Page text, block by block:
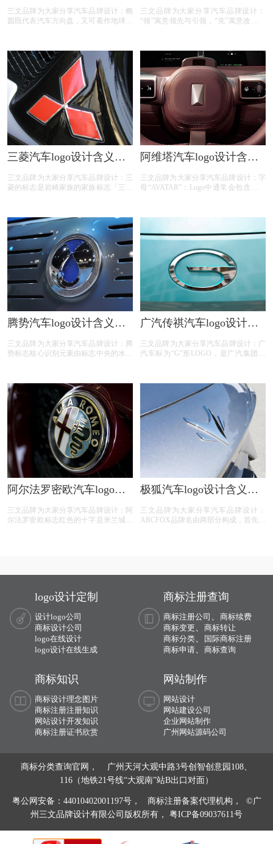
念
三文品牌为大家分享汽车品牌设计：椭
圆既代表汽车方向盘，又可看作地球，
路。这句口号体现了现代汽车通过不断
的革新，满足顾客需求的意志，以及为
了让顾客和现代汽车一起追求自信而美
好的未来，而全力以赴的意志。斜字母
H是现代汽车公司英文HYUNDAI的首
个字母，同时又是两个人握手的形象化
艺术表现，代表现代汽车公司与客户之
间互相信任与支持！颜色的标志是所谓
的HMC的信誉。其他颜色也用于
Hyunday标识包括HMC的金，银HMC
公司，HMC的深灰色和HMC的浅灰
色。
三文品牌为大家分享汽车品牌设计：‌
“领”寓意领先与引领，“克”寓意改变与
现人、车、世界的无间连接；“Co”则是
一系列单词的组合Connected，
Collaboration等，代表着创造在互联网
时代的开放与协作的精神以及无限可
能，非常具有划时代的意义。
三菱汽车logo设计含义及
三文品牌为大家分享汽车品牌设计：三
菱的标志是岩崎家族的家族标志「三段
的三菱标志。日本三菱汽车以三枚菱形
钻石为标志，正为突显其蕴含在雅致的
单纯性中的深邃灿烂光华-菱钻式的造
车艺术。过去七十五年的作品，如
Diamante、GTO、 Galant、Mirage，
RVR，Pajero等车款，奠定了三菱在车
坛上的菱钻形象。现在，这个标志是三
菱组织中各公司全体职工的象征。
阿维塔汽车logo设计含义
三文品牌为大家分享汽车品牌设计：‌字
母“AVATAR”：Logo中通常会包含品牌
化形象。阿维塔汽车的Logo设计可能包
象征着汽车制造的流畅性和创新性，同
时也代表了智能电动汽车的动态和高效
腾势汽车logo设计含义及
三文品牌为大家分享汽车品牌设计：腾
势标志核心识别元素由标志中央的水滴
净自然的环保愿景；腾势标志合拢的造
型则呈现出合资双方强强联手，共同呵
护自然与环境，共同致力于电动汽车事
业，践行环保责任。
广汽传祺汽车logo设计含
念
三文品牌为大家分享汽车品牌设计：广
汽车标为“G”形LOGO，是广汽集团英
而来，既是对“至精志广”的全新演绎，
也代表着全球化（Global）、英才
（Genius）、荣耀（Glory）、卓越
（Greatness）和信诺（Guarantee）。
阿尔法罗密欧汽车logo设
计理念
三文品牌为大家分享汽车品牌设计：阿
尔法罗密欧标志红色的十字是米兰城盾
识组合成为一体，成为了汽车界最著名
的标志之一。
极狐汽车logo设计含义及
三文品牌为大家分享汽车品牌设计：
ARCFOX品牌名由两部分构成，首先是
logo设计定制
设计logo公司
商标设计公司
logo在线设计
logo设计在线生成
商标注册查询
商标注册公司
商标续费
商标变更
商标转让
商标分类、
国际商标注册
商标申请、 商标查询
商标知识
商标设计理念图片
商标注册注册知识
网站设计开发知识
商标注册证书欣赏
网站制作
网站设计
网站建设公司
企业网站制作
广州网站源码公司
商标分类查询官网， 广州天河大观中路3号创智创意园108、
116（地铁21号线“大观南”站B出口对面）
粤公网安备：44010402001197号，
商标注册备案代理机构， ©广
州三文品牌设计有限公司版权所有， 粤ICP备09037611号